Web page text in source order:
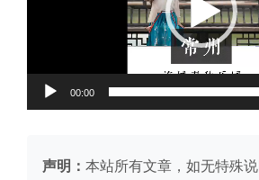
00:00
声明： 本站所有文章，如无特殊